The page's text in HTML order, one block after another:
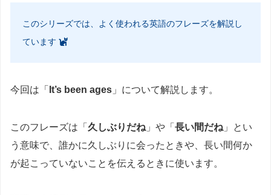
このシリーズでは、よく使われる英語のフレーズを解説し
ています
今回は「 It’s been ages 」について解説します。
このフレーズは「 久しぶりだね 」や「 長い間だね 」とい
う意味で、誰かに久しぶりに会ったときや、長い間何か
が起こっていないことを伝えるときに使います。